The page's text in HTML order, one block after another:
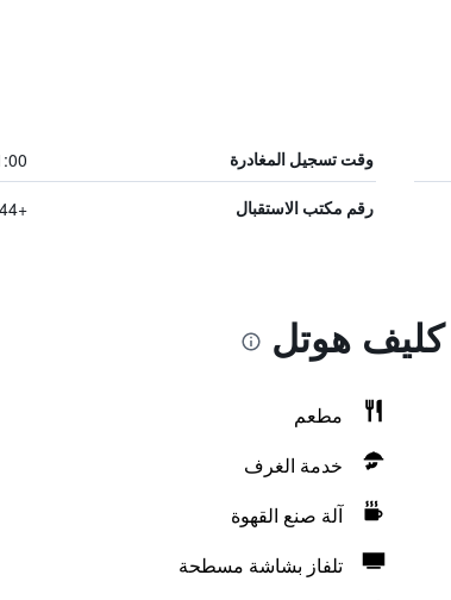
وقت تسجيل المغادرة
رقم مكتب الاستقبال +44 180 329 9666
كليف هوتل
مطعم
خدمة الغرف
آلة صنع القهوة
تلفاز بشاشة مسطحة